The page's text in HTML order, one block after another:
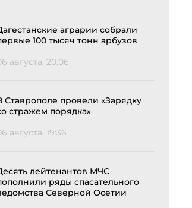
аграрии собрали
100 тысяч тонн арбузов
августа, 20:06
Ставрополе провели «Зарядку
стражем порядка»
августа, 19:36
лейтенантов МЧС
ряды спасательного
Северной Осетии